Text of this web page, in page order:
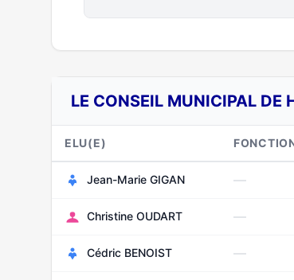
LE CONSEIL MUNICIPAL
ELU(E)
Jean-Marie GIGAN —
Christine OUDART —
Cédric BENOIST —